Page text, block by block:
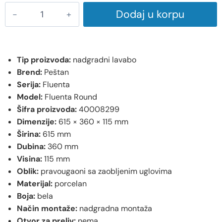
Dodaj u korpu
Tip proizvoda: nadgradni lavabo
Brend: Peštan
Serija: Fluenta
Model: Fluenta Round
Šifra proizvoda:40008299
Dimenzije: 615 × 360 × 115 mm
Širina: 615 mm
Dubina: 360 mm
Visina:115 mm
Oblik: pravougaoni sa zaobljenim uglovima
Materijal: porcelan
Boja: bela
Način montaže: nadgradna montaža